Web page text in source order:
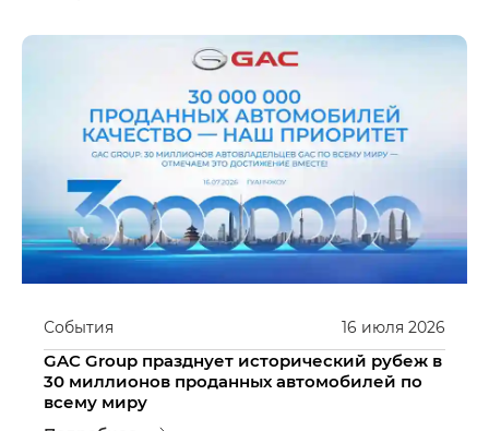
16 июля 2026
События
GAC Group празднует исторический рубеж в
30 миллионов проданных автомобилей по
всему миру